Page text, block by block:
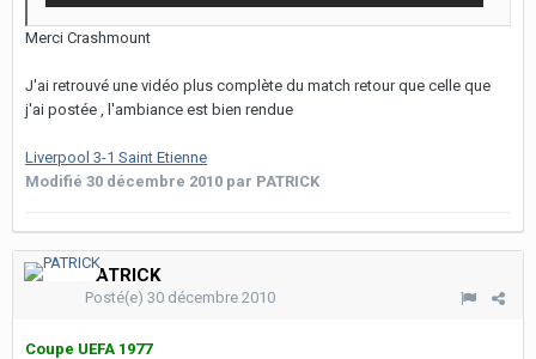
Merci Crashmount
J'ai retrouvé une vidéo plus complète du match retour que celle que
j'ai postée , l'ambiance est bien rendue
Liverpool 3-1 Saint Etienne
Modifié 30 décembre 2010 par PATRICK
PATRICK
Posté(e) 30 décembre 2010
Coupe UEFA 1977